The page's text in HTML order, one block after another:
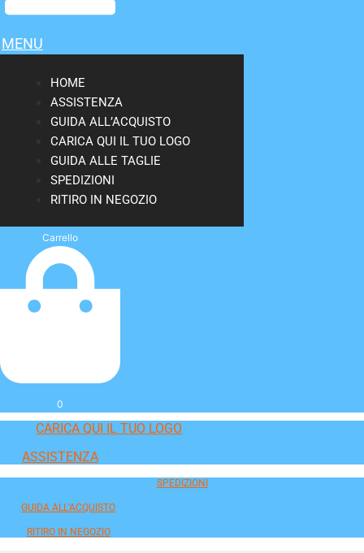
MENU
HOME
ASSISTENZA
GUIDA ALL’ACQUISTO
CARICA QUI IL TUO LOGO
GUIDA ALLE TAGLIE
SPEDIZIONI
RITIRO IN NEGOZIO
Carrello
0
CARICA QUI IL TUO LOGO
ASSISTENZA
SPEDIZIONI
GUIDA ALL'ACQUISTO
RITIRO IN NEGOZIO